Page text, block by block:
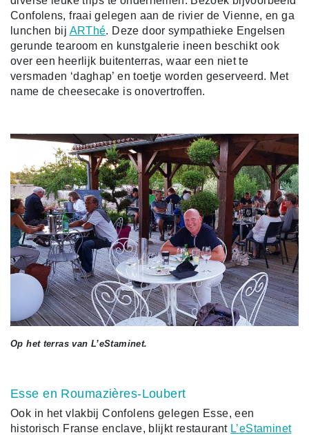
Confolens, fraai gelegen aan de rivier de Vienne, en ga
lunchen bij ARThé. Deze door sympathieke Engelsen
gerunde tearoom en kunstgalerie ineen beschikt ook
over een heerlijk buitenterras, waar een niet te
versmaden ‘daghap’ en toetje worden geserveerd. Met
name de cheesecake is onovertroffen.
Op het terras van L’eStaminet.
Esse en Roumazières-Loubert
Ook in het vlakbij Confolens gelegen Esse, een
historisch Franse enclave, blijkt restaurant L’eStaminet